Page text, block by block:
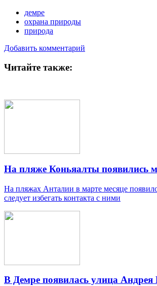
демре
охрана природы
природа
Добавить комментарий
Читайте также:
На пляже Коньяалты появились
На пляжах Анталии в марте месяце
следует избегать контакта с ними
В Демре появилась улица Андрея